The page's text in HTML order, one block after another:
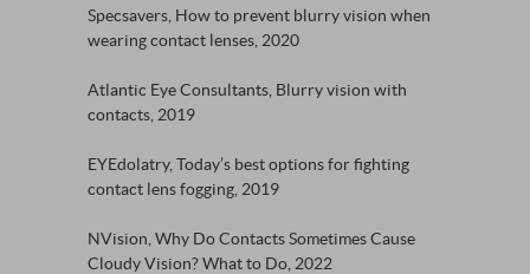
Specsavers, How to prevent blurry vision when
wearing contact lenses, 2020
Atlantic Eye Consultants, Blurry vision with
contacts, 2019
EYEdolatry, Today’s best options for fighting
contact lens fogging, 2019
NVision, Why Do Contacts Sometimes Cause
Cloudy Vision? What to Do, 2022